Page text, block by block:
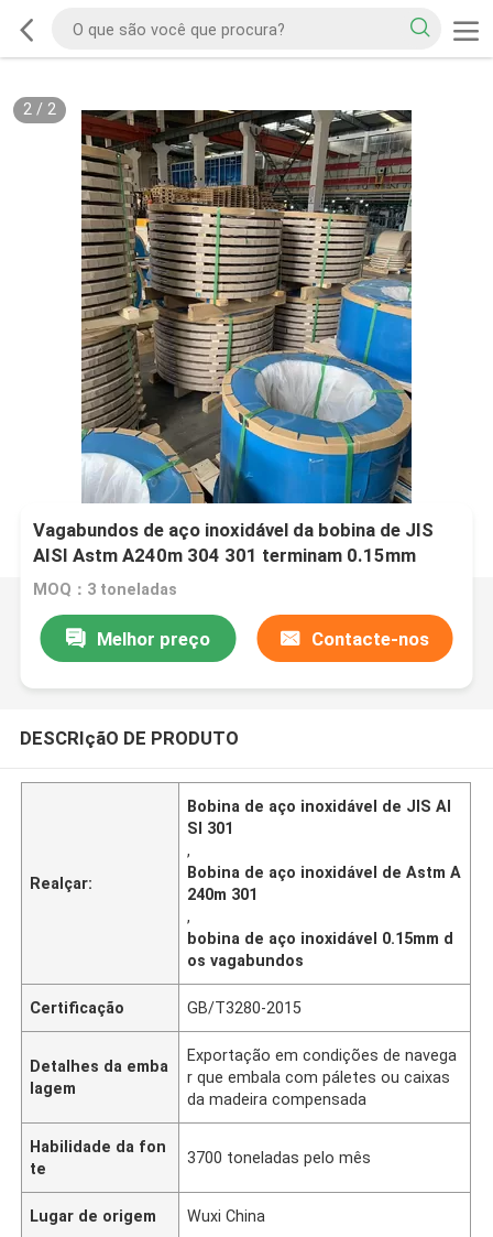
2/ 2
Vagabundos de aço inoxidável da bobina de JIS
AISI Astm A240m 304 301 terminam 0.15mm
MOQ：3 toneladas
Melhor preço Contacte-nos
DESCRIçãO DE PRODUTO
Realçar:
Bobina de aço inoxidável de JIS AI
SI 301
,
Bobina de aço inoxidável de Astm A
240m 301
,
bobina de aço inoxidável 0.15mm d
os vagabundos
Certificação GB/T3280-2015
Detalhes da emba
lagem
Exportação em condições de navega
r que embala com páletes ou caixas
da madeira compensada
Habilidade da fon
te
3700 toneladas pelo mês
Lugar de origem Wuxi China